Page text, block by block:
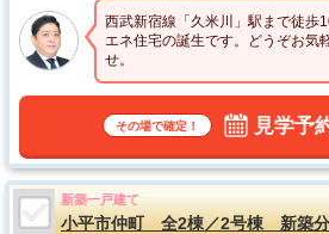
西武新宿線「久米川」駅まで徒歩
エネ住宅の誕生です。どうぞお気
せ。
その場で確定！ 見学予
新築一戸建て
小平市仲町 全2棟／2号棟 新築